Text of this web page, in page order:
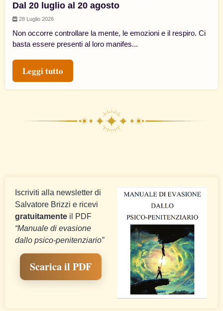
Dal 20 luglio al 20 agosto
28 Luglio 2026
Non occorre controllare la mente, le emozioni e il respiro. Ci
basta essere presenti al loro manifes...
Leggi tutto
Iscriviti alla newsletter di
Salvatore Brizzi e ricevi
gratuitamente il PDF
“Manuale di evasione
dallo psico-penitenziario”
Scarica il PDF